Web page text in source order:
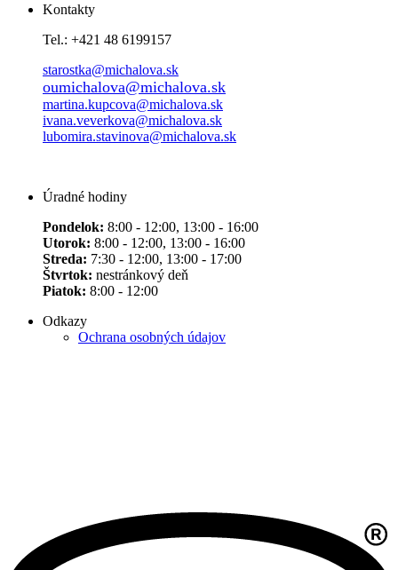
Kontakty
Tel.: +421 48 6199157
starostka@michalova.sk
oumichalova@michalova.sk
martina.kupcova@michalova.sk
ivana.veverkova@michalova.sk
lubomira.stavinova@michalova.sk
Úradné hodiny
Pondelok: 8:00 - 12:00, 13:00 - 16:00
Utorok: 8:00 - 12:00, 13:00 - 16:00
Streda: 7:30 - 12:00, 13:00 - 17:00
Štvrtok: nestránkový deň
Piatok: 8:00 - 12:00
Odkazy
Ochrana osobných údajov